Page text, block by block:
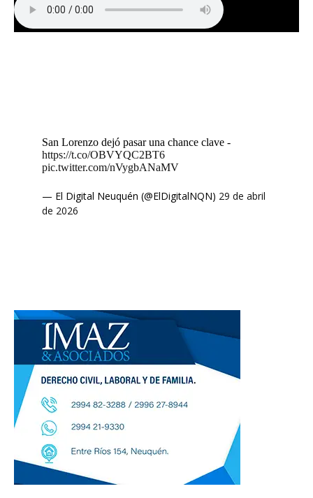
San Lorenzo dejó pasar una chance clave -
https://t.co/OBVYQC2BT6
pic.twitter.com/nVygbANaMV
— El Digital Neuquén (@ElDigitalNQN) 29 de abril
de 2026